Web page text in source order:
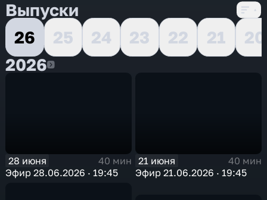
Выпуски
26
25 24 23 22 21
20
20262026
28 июня
40 мин
Эфир 28.06.2026 · 19:45
21 июня
40 мин
Эфир 21.06.2026 · 19:45